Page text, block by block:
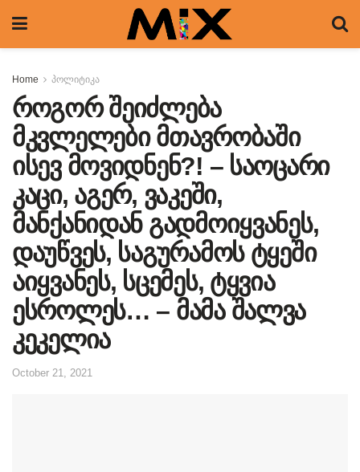
Home პოლიტიკა
როგორ შეიძლება
მკვლელები მთავრობაში
ისევ მოვიდნენ?! – საოცარი
კაცი, აგერ, ვაკეში,
მანქანიდან გადმოიყვანეს,
დაუწვეს, საგურამოს ტყეში
აიყვანეს, სცემეს, ტყვია
ესროლეს… – მამა შალვა
კეკელია
October 21, 2021